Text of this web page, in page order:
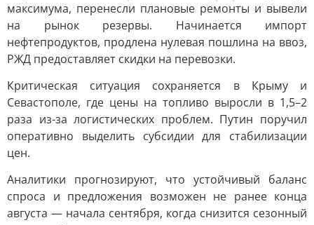
максимума, перенесли плановые ремонты и вывели
на рынок резервы. Начинается импорт
нефтепродуктов, продлена нулевая пошлина на ввоз,
РЖД предоставляет скидки на перевозки.
Критическая ситуация сохраняется в Крыму и
Севастополе, где цены на топливо выросли в 1,5–2
раза из-за логистических проблем. Путин поручил
оперативно выделить субсидии для стабилизации
цен.
Аналитики прогнозируют, что устойчивый баланс
спроса и предложения возможен не ранее конца
августа — начала сентября, когда снизится сезонный